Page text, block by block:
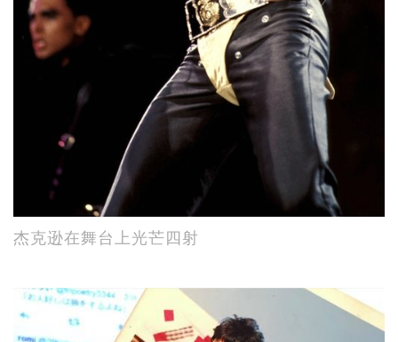
杰克逊在舞台上光芒四射